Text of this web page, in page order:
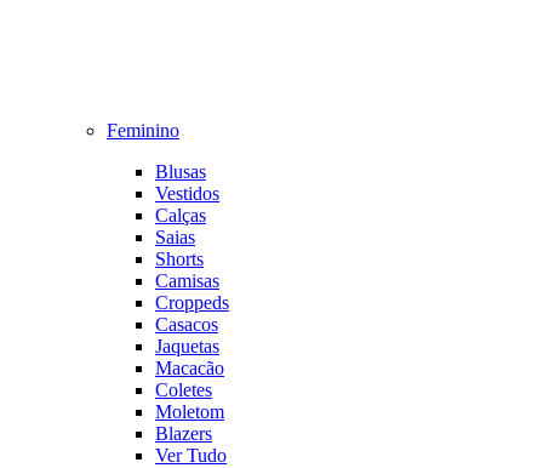
Feminino
Blusas
Vestidos
Calças
Saias
Shorts
Camisas
Croppeds
Casacos
Jaquetas
Macacão
Coletes
Moletom
Blazers
Ver Tudo